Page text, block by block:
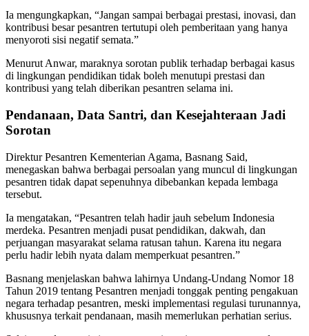
Ia mengungkapkan, “Jangan sampai berbagai prestasi, inovasi, dan
kontribusi besar pesantren tertutupi oleh pemberitaan yang hanya
menyoroti sisi negatif semata.”
Menurut Anwar, maraknya sorotan publik terhadap berbagai kasus
di lingkungan pendidikan tidak boleh menutupi prestasi dan
kontribusi yang telah diberikan pesantren selama ini.
Pendanaan, Data Santri, dan Kesejahteraan Jadi
Sorotan
Direktur Pesantren Kementerian Agama, Basnang Said,
menegaskan bahwa berbagai persoalan yang muncul di lingkungan
pesantren tidak dapat sepenuhnya dibebankan kepada lembaga
tersebut.
Ia mengatakan, “Pesantren telah hadir jauh sebelum Indonesia
merdeka. Pesantren menjadi pusat pendidikan, dakwah, dan
perjuangan masyarakat selama ratusan tahun. Karena itu negara
perlu hadir lebih nyata dalam memperkuat pesantren.”
Basnang menjelaskan bahwa lahirnya Undang-Undang Nomor 18
Tahun 2019 tentang Pesantren menjadi tonggak penting pengakuan
negara terhadap pesantren, meski implementasi regulasi turunannya,
khususnya terkait pendanaan, masih memerlukan perhatian serius.